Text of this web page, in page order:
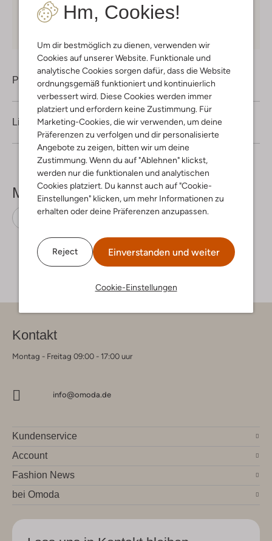
Hm, Cookies!
Um dir bestmöglich zu dienen, verwenden wir
Cookies auf unserer Website. Funktionale und
analytische Cookies sorgen dafür, dass die Website
ordnungsgemäß funktioniert und kontinuierlich
verbessert wird. Diese Cookies werden immer
platziert und erfordern keine Zustimmung. Für
Marketing-Cookies, die wir verwenden, um deine
Präferenzen zu verfolgen und dir personalisierte
Angebote zu zeigen, bitten wir um deine
Zustimmung. Wenn du auf "Ablehnen" klickst,
werden nur die funktionalen und analytischen
Cookies platziert. Du kannst auch auf "Cookie-
Einstellungen" klicken, um mehr Informationen zu
erhalten oder deine Präferenzen anzupassen.
Reject Einverstanden und weiter
Cookie-Einstellungen
Kauf auf Rechnung 30 TagenRückgaberecht
Produktinformation
Lieferung & Rückgabe
Mehr sehen
T-Shirts Baumwolle
Kontakt
Montag - Freitag 09:00 - 17:00 uur
info@omoda.de
Kundenservice
Account
Fashion News
bei Omoda